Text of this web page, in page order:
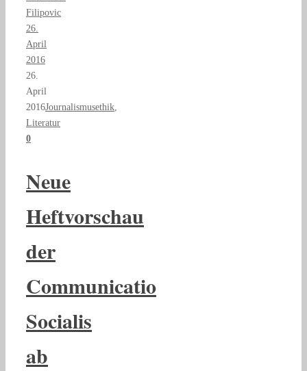
Filipovic
26.
April
2016
26.
April
2016Journalismusethik
Literatur
0
Neue
Heftvorschau
der
Communicatio
Socialis
ab